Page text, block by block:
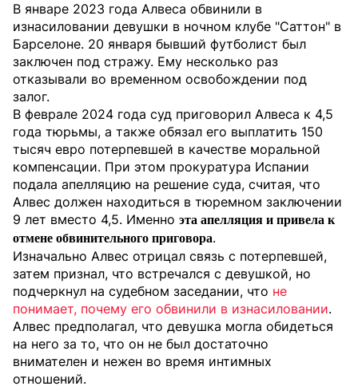
В январе 2023 года Алвеса обвинили в
изнасиловании девушки в ночном клубе "Саттон" в
Барселоне. 20 января бывший футболист был
заключен под стражу. Ему несколько раз
отказывали во временном освобождении под
залог.
В феврале 2024 года суд приговорил Алвеса к 4,5
года тюрьмы, а также обязал его выплатить 150
тысяч евро потерпевшей в качестве моральной
компенсации. При этом прокуратура Испании
подала апелляцию на решение суда, считая, что
Алвес должен находиться в тюремном заключении
9 лет вместо 4,5. Именно эта апелляция и привела к
отмене обвинительного приговора.
Изначально Алвес отрицал связь с потерпевшей,
затем признал, что встречался с девушкой, но
подчеркнул на судебном заседании, что не
понимает, почему его обвинили в изнасиловании.
Алвес предполагал, что девушка могла обидеться
на него за то, что он не был достаточно
внимателен и нежен во время интимных
отношений.